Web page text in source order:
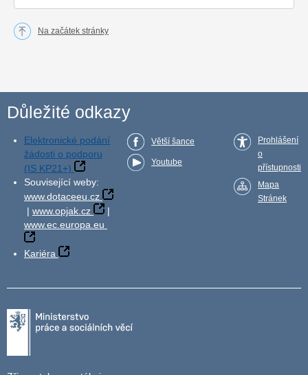
Na začátek stránky
Důležité odkazy
Elektronické podání
žádosti o podporu
(IS KP21+)
Související weby:
www.dotaceeu.cz
| www.opjak.cz
|
www.ec.europa.eu
Kariéra
Větší šance
Youtube
Prohlášení
o
přístupnosti
Mapa
Stránek